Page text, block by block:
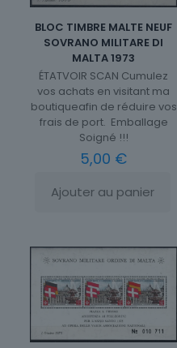
BLOC TIMBRE MALTE NEUF
SOVRANO MILITARE DI
MALTA 1973
ÉTATVOIR SCAN Cumulez
vos achats en visitant ma
boutiqueafin de réduire vos
frais de port. Emballage
Soigné !!!
5,00 €
Ajouter au panier